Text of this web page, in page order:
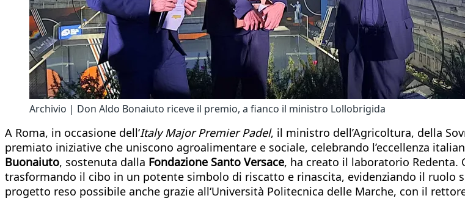
Archivio | Don Aldo Bonaiuto riceve il premio, a fianco il ministro Lollobrigida
A Roma, in occasione dell‘Italy Major Premier Padel, il ministro dell’Agricoltura, della
premiato iniziative che uniscono agroalimentare e sociale, celebrando l’eccellenza
Buonaiuto, sostenuta dalla Fondazione Santo Versace, ha creato il laboratorio
trasformando il cibo in un potente simbolo di riscatto e rinascita, evidenziando il ruolo
progetto reso possibile anche grazie all‘Università Politecnica delle Marche, con il